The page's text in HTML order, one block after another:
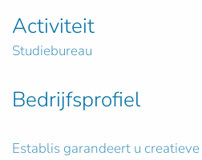
Activiteit
Studiebureau
Bedrijfsprofiel
Establis garandeert u